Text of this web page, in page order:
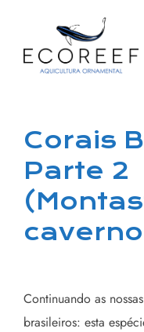
conteúdo
Corais
Parte 2
Continuando as
brasileiros: esta